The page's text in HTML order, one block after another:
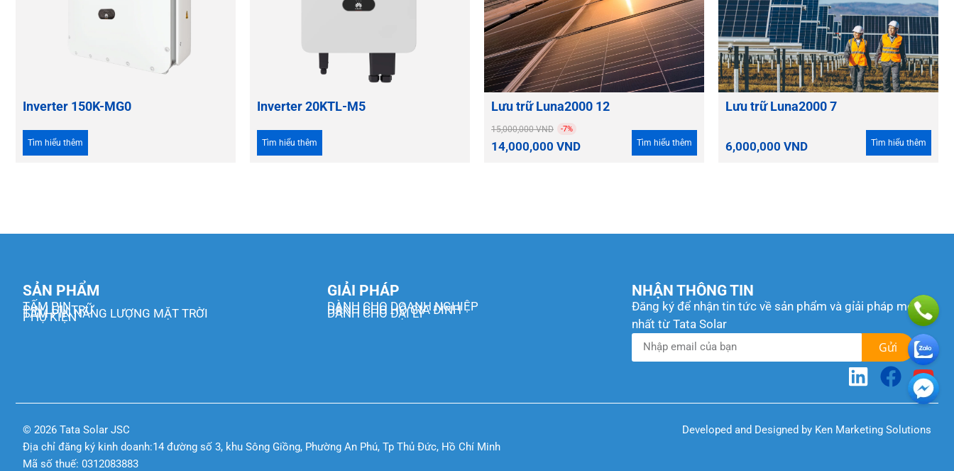
Inverter 150K-MG0
Tìm hiểu thêm
Inverter 20KTL-M5
Tìm hiểu thêm
Lưu trữ Luna2000 12
15,000,000VND
14,000,000 VND
-7%
Tìm hiểu thêm
Lưu trữ Luna2000 7
6,000,000 VND Tìm hiểu thêm
SẢN PHẨM
TẤM PIN
PIN LƯU TRỮ
TẤM PIN NĂNG LƯỢNG MẶT TRỜI
PHỤ KIỆN
GIẢI PHÁP
DÀNH CHO DOANH NGHIỆP
DÀNH CHO HỘ GIA ĐÌNH
DÀNH CHO ĐẠI LÝ
NHẬN THÔNG TIN
Đăng ký để nhận tin tức về sản phẩm và gỉải pháp mới
nhất từ Tata Solar
Gửi
© 2026 Tata Solar JSC
Địa chỉ đăng ký kinh doanh:14 đường số 3, khu Sông Giồng, Phường An Phú, Tp Thủ Đức, Hồ Chí Minh
Mã số thuế: 0312083883
Developed and Designed by Ken Marketing Solutions